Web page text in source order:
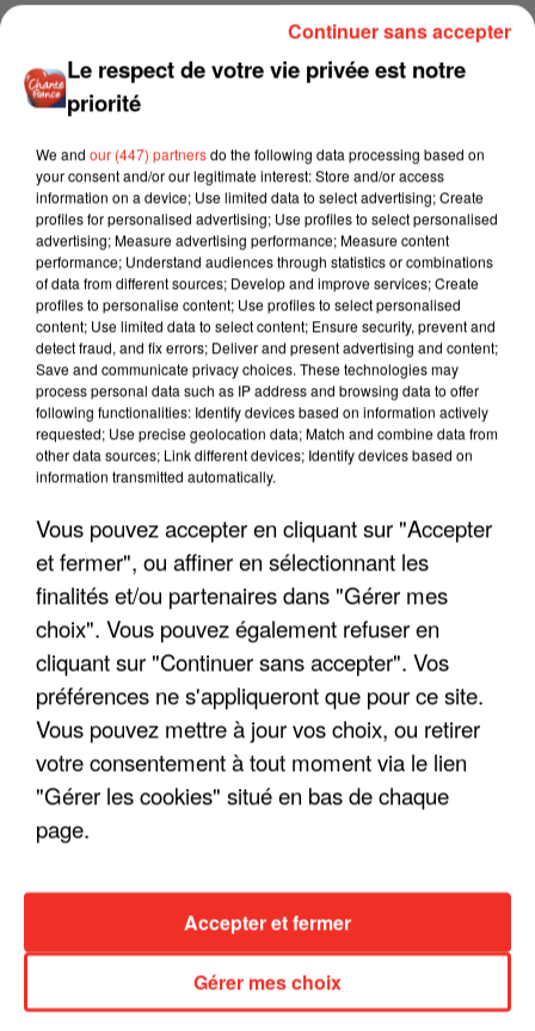
LES INTERVIEWS CHANTE
FRANCE
"JE SUIS À DISPOSITION DES
ENFOIRÉS"
"ON N'EST PAS DES PARENTS
PARFAITS"
Le respect de votre vie privée est notre
priorité
We and our (447) partnersdo the following data processing based on
your consent and/or our legitimate interest: Store and/or access
information on a device; Use limited data to select advertising; Create
profiles for personalised advertising; Use profiles to select personalised
advertising; Measure advertising performance; Measure content
performance; Understand audiences through statistics or combinations
of data from different sources; Develop and improve services; Create
profiles to personalise content; Use profiles to select personalised
content; Use limited data to select content; Ensure security, prevent and
detect fraud, and fix errors; Deliver and present advertising and content;
Save and communicate privacy choices. These technologies may
process personal data such as IP address and browsing data to offer
following functionalities: Identify devices based on information actively
requested; Use precise geolocation data; Match and combine data from
other data sources; Link different devices; Identify devices based on
information transmitted automatically.
Vous pouvez accepter en cliquant sur "Accepter
et fermer", ou affiner en sélectionnant les
finalités et/ou partenaires dans "Gérer mes
choix". Vous pouvez également refuser en
cliquant sur "Continuer sans accepter". Vos
préférences ne s'appliqueront que pour ce site.
Vous pouvez mettre à jour vos choix, ou retirer
votre consentement à tout moment via le lien
"Gérer les cookies" situé en bas de chaque
page.
Gérer mes choix
Accepter et fermer
Continuer sans accepter